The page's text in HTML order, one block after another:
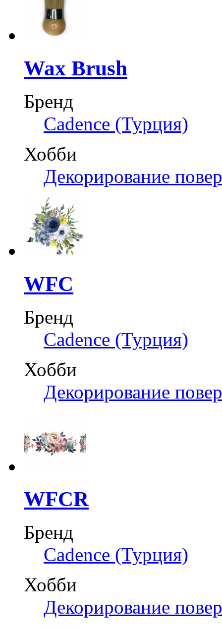
Wax Brush
Бренд
Cadence (Турция)
Хобби
Декорирование
WFC
Бренд
Cadence (Турция)
Хобби
Декорирование
WFCR
Бренд
Cadence (Турция)
Хобби
Декорирование